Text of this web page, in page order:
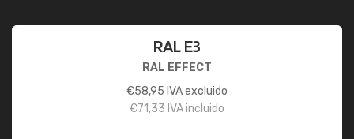
RAL E3
RAL EFFECT
€58,95 IVA excluido
€71,33 IVA incluido